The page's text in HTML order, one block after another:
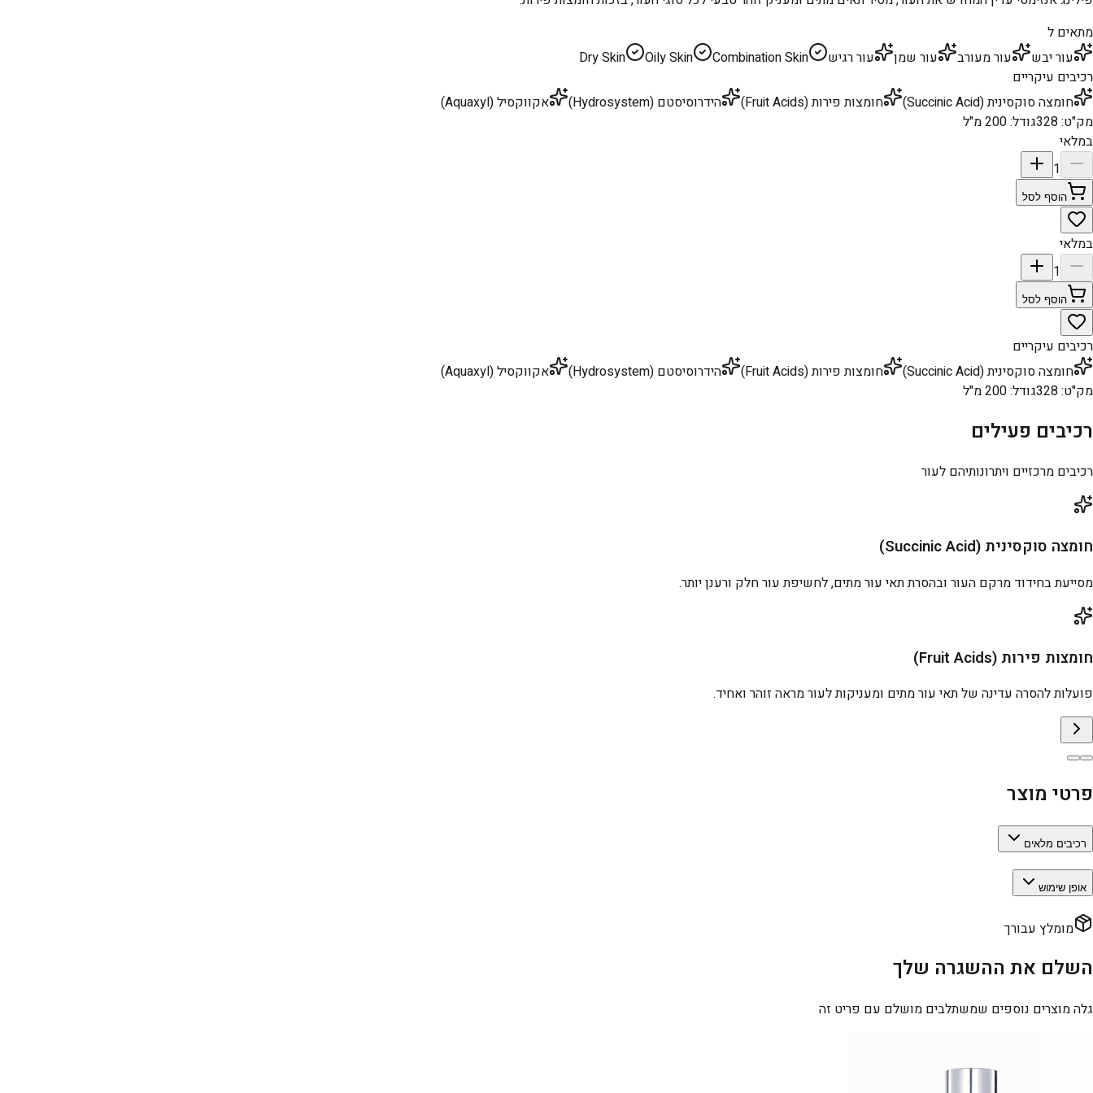
מתאים ל
עור יבש
עור מעורב עור שמן עור רגיש Dry Skin Oily Skin
Combination Skin
רכיבים עיקריים
חומצה סוקסינית (Succinic Acid)
חומצות פירות (Fruit Acids) הידרוסיסטם (Hydrosystem)
אקווקסיל (Aquaxyl)
מק"ט:
328גודל:200 מ"ל
במלאי
1
הוסף לסל
במלאי
1
הוסף לסל
רכיבים עיקריים
חומצה סוקסינית (Succinic Acid)
חומצות פירות (Fruit Acids) הידרוסיסטם (Hydrosystem)
אקווקסיל (Aquaxyl)
מק"ט:
328גודל:200 מ"ל
רכיבים פעילים
רכיבים מרכזיים ויתרונותיהם לעור
חומצה סוקסינית (Succinic Acid)
מסייעת בחידוד מרקם העור ובהסרת תאי עור מתים, לחשיפת עור חלק ורענן יותר.
חומצות פירות (Fruit Acids)
פועלות להסרה עדינה של תאי עור מתים ומעניקות לעור מראה זוהר ואחיד.
פרטי מוצר
רכיבים מלאים
אופן שימוש
מומלץ עבורך
השלם את ההשגרה שלך
גלה מוצרים נוספים שמשתלבים מושלם עם פריט זה